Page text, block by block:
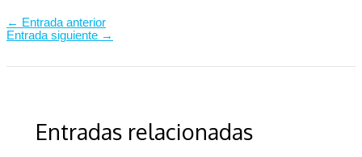
← Entrada anterior
Entrada siguiente →
Entradas relacionadas